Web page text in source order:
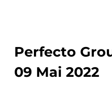
Perfecto
09 Mai 2022